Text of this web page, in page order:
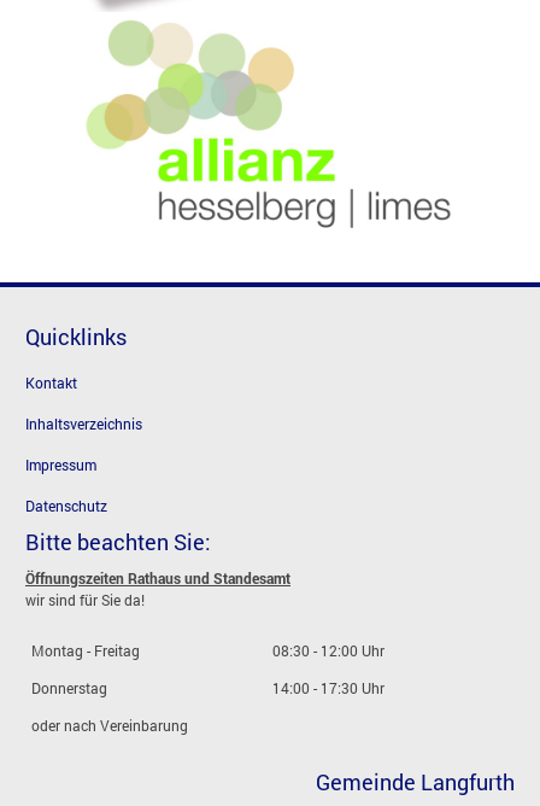
Quicklinks
Kontakt
Inhaltsverzeichnis
Impressum
Datenschutz
Bitte beachten Sie:
Öffnungszeiten Rathaus und Standesamt
wir sind für Sie da!
Montag - Freitag
08:30 - 12:00 Uhr
Donnerstag
14:00 - 17:30 Uhr
oder nach Vereinbarung
Gemeinde Langfurth